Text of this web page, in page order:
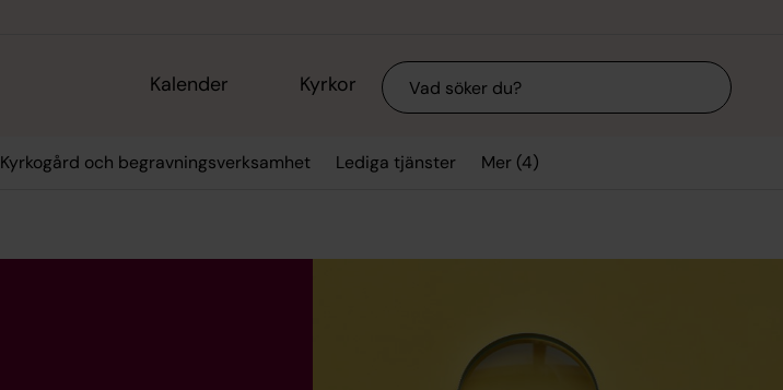
Kalender Kyrkor Sök
Kyrkogård och begravningsverksamhet Lediga tjänster Mer (4)